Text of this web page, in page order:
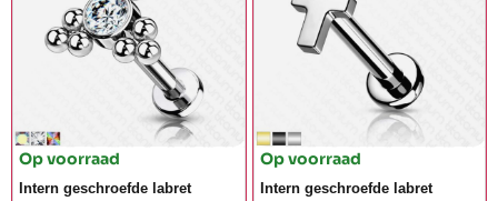
Op voorraad
Intern geschroefde labret
Op voorraad
Intern geschroefde labret